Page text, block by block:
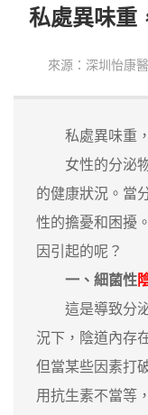
私處異味重
來源：深圳怡康
私處異味重，
女性的分泌物
的健康狀況。當
性的擔憂和困擾
因引起的呢？
一、細菌性
這是導致分泌
況下，陰道內存
但當某些因素打
用抗生素不當等